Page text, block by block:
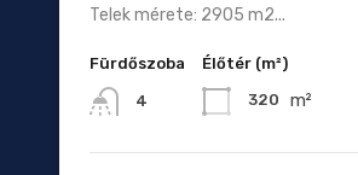
Telek mérete: 2905 m2...
Fürdőszoba
4
Élőtér (m²)
320 m²